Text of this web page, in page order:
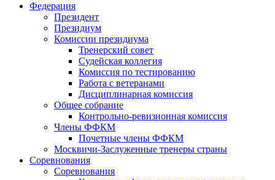
Федерация
Президент
Президиум
Комиссии президиума
Тренерский совет
Судейская коллегия
Комиссия по тестированию
Работа с ветеранами
Дисциплинарная комиссия
Общее собрание
Контрольно-ревизионная комиссия
Члены ФФКМ
Почетные члены ФФКМ
Москвичи-Заслуженные тренеры страны
Соревнования
Соревнования